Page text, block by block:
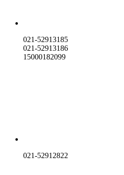
021-52913185
021-52913186
15000182099
021-52912822